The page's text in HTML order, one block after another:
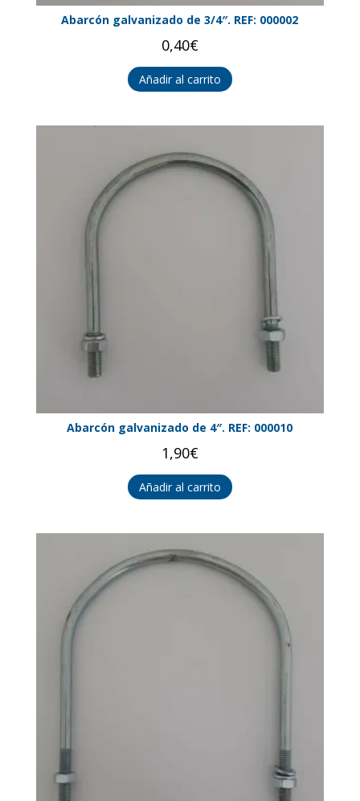
Abarcón galvanizado de 3/4″. REF: 000002
0,40€
Añadir al carrito
Abarcón galvanizado de 4″. REF: 000010
1,90€
Añadir al carrito